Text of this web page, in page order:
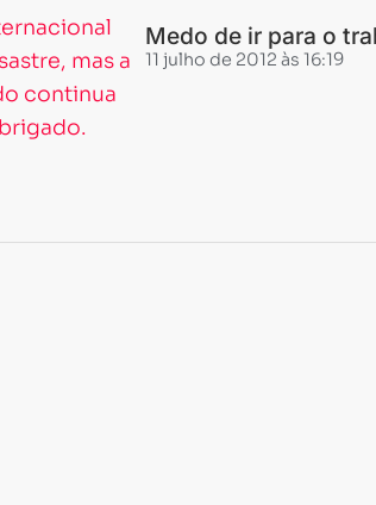
Medo de ir para o
11 julho de 2012 às 16:19